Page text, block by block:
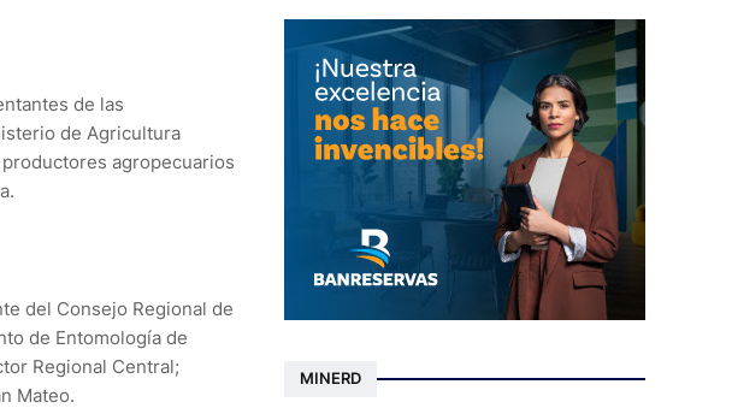
de las
de Agricultura
agropecuarios
del Consejo Regional de
de Entomología de
Regional Central;
Mateo.
MINERD